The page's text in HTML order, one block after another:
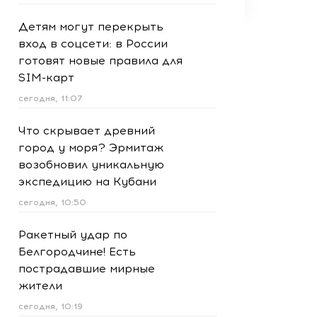
Детям могут перекрыть
вход в соцсети: в России
готовят новые правила для
SIM-карт
сегодня, 11:07
Что скрывает древний
город у моря? Эрмитаж
возобновил уникальную
экспедицию на Кубани
сегодня, 10:50
Ракетный удар по
Белгородчине! Есть
пострадавшие мирные
жители
сегодня, 10:19